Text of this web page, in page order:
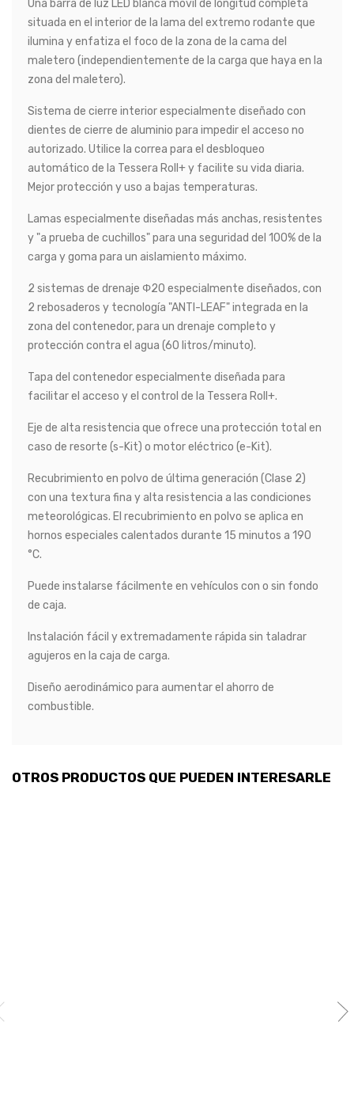
Una barra de luz LED blanca móvil de longitud completa
situada en el interior de la lama del extremo rodante que
ilumina y enfatiza el foco de la zona de la cama del
maletero (independientemente de la carga que haya en la
zona del maletero).
Sistema de cierre interior especialmente diseñado con
dientes de cierre de aluminio para impedir el acceso no
autorizado. Utilice la correa para el desbloqueo
automático de la Tessera Roll+ y facilite su vida diaria.
Mejor protección y uso a bajas temperaturas.
Lamas especialmente diseñadas más anchas, resistentes
y "a prueba de cuchillos" para una seguridad del 100% de la
carga y goma para un aislamiento máximo.
2 sistemas de drenaje Φ20 especialmente diseñados, con
2 rebosaderos y tecnología "ANTI-LEAF" integrada en la
zona del contenedor, para un drenaje completo y
protección contra el agua (60 litros/minuto).
Tapa del contenedor especialmente diseñada para
facilitar el acceso y el control de la Tessera Roll+.
Eje de alta resistencia que ofrece una protección total en
caso de resorte (s-Kit) o motor eléctrico (e-Kit).
Recubrimiento en polvo de última generación (Clase 2)
con una textura fina y alta resistencia a las condiciones
meteorológicas. El recubrimiento en polvo se aplica en
hornos especiales calentados durante 15 minutos a 190
°C.
Puede instalarse fácilmente en vehículos con o sin fondo
de caja.
Instalación fácil y extremadamente rápida sin taladrar
agujeros en la caja de carga.
Diseño aerodinámico para aumentar el ahorro de
combustible.
OTROS PRODUCTOS QUE PUEDEN INTERESARLE